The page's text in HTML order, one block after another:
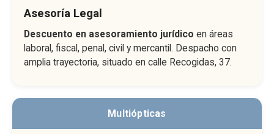
Asesoría Legal
Descuento en asesoramiento jurídico en áreas
laboral, fiscal, penal, civil y mercantil. Despacho con
amplia trayectoria, situado en calle Recogidas, 37.
Multiópticas